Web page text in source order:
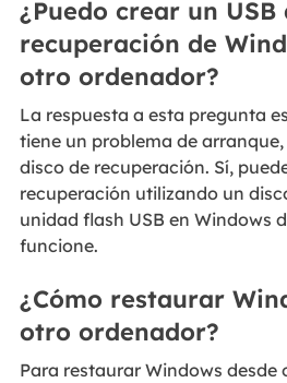
¿Puedo crear un USB
recuperación de
otro ordenador?
La respuesta a esta pregunta
tiene un problema de
disco de recuperación. Sí,
recuperación utilizando un
unidad flash USB en Windows
funcione.
¿Cómo restaurar
otro ordenador?
Para restaurar Windows desde